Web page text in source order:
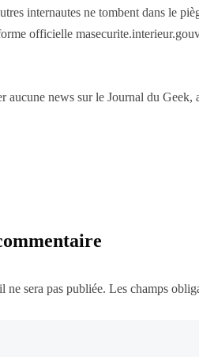
internautes ne tombent dans le
officielle
aucune news sur le Journal du
ne sera pas publiée. Les champs